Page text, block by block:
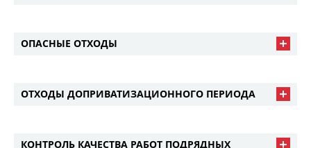
ОПАСНЫЕ ОТХОДЫ
ОТХОДЫ ДОПРИВАТИЗАЦИОННОГО ПЕРИОДА
КОНТРОЛЬ КАЧЕСТВА РАБОТ ПОДРЯДНЫХ